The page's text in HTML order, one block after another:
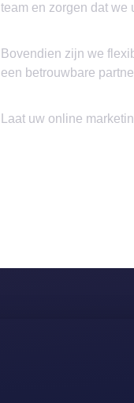
team en zorgen dat we
Bovendien zijn we
een betrouwbare
Laat uw online